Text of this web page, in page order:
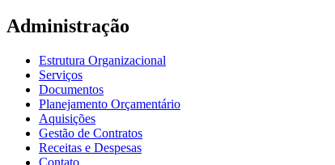
Administração
Estrutura Organizacional
Serviços
Documentos
Planejamento Orçamentário
Aquisições
Gestão de Contratos
Receitas e Despesas